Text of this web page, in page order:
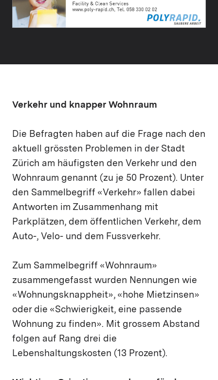
Verkehr und knapper Wohnraum
Die Befragten haben auf die Frage nach den
aktuell grössten Problemen in der Stadt
Zürich am häufigsten den Verkehr und den
Wohnraum genannt (zu je 50 Prozent). Unter
den Sammelbegriff «Verkehr» fallen dabei
Antworten im Zusammenhang mit
Parkplätzen, dem öffentlichen Verkehr, dem
Auto-, Velo- und dem Fussverkehr.
Zum Sammelbegriff «Wohnraum»
zusammengefasst wurden Nennungen wie
«Wohnungsknappheit», «hohe Mietzinsen»
oder die «Schwierigkeit, eine passende
Wohnung zu finden». Mit grossem Abstand
folgen auf Rang drei die
Lebenshaltungskosten (13 Prozent).